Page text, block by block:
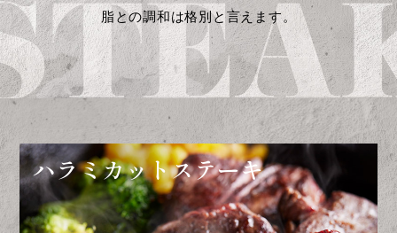
脂との調和は格別と言えます。
ハラミカットステーキ